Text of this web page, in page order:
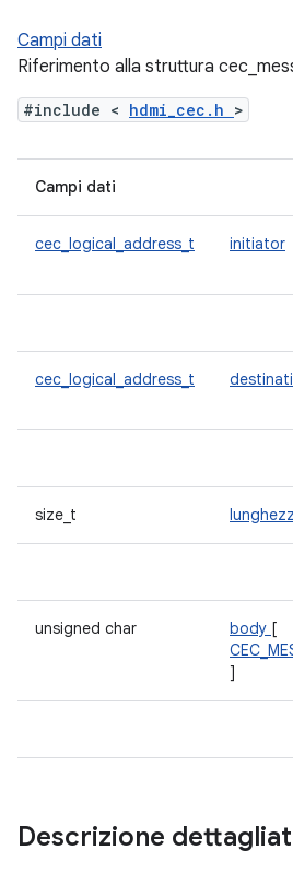
Campi dati
Riferimento alla struttura
#include < hdmi_cec.h >
Campi dati
cec_logical_address_t initiator
cec_logical_address_t
size_t
unsigned char body [
]
Descrizione